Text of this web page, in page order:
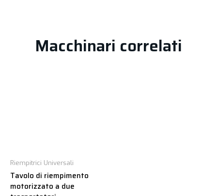
Macchinari correlati
Riempitrici Universali
Tavolo di riempimento
motorizzato a due